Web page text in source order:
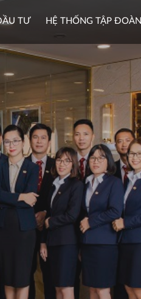
TƯ HỆ THỐNG TẬP ĐOÀN